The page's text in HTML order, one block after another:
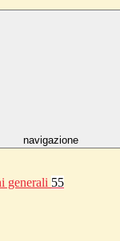
navigazione
generali 55